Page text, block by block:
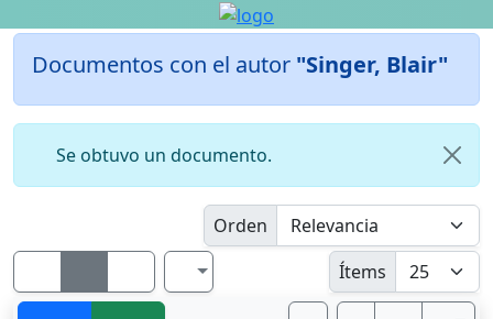
Documentos con el autor "Singer, Blair"
Se obtuvo un documento.
Orden
Ítems